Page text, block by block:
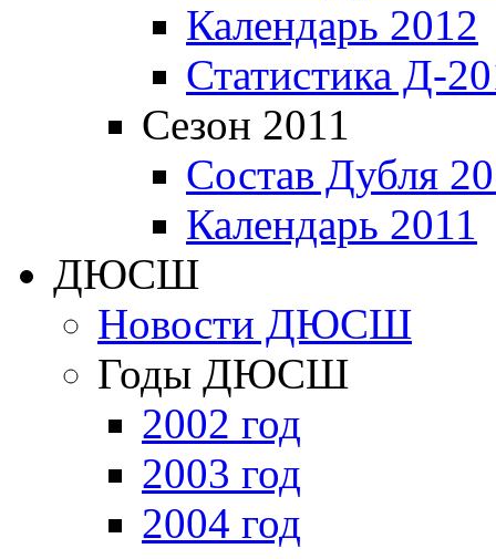
Календарь 2012
Статистика Д-
Сезон 2011
Состав Дубля
Календарь 2011
ДЮСШ
Новости ДЮСШ
Годы ДЮСШ
2002 год
2003 год
2004 год